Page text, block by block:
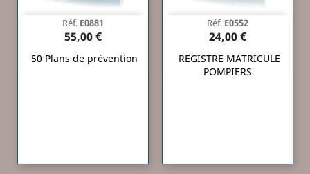
Réf. E0881
55,00 €
50 Plans de prévention
Réf. E0552
24,00 €
REGISTRE MATRICULE
POMPIERS